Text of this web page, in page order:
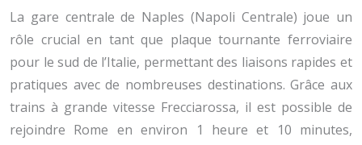
La gare centrale de Naples (Napoli Centrale) joue un
rôle crucial en tant que plaque tournante ferroviaire
pour le sud de l’Italie, permettant des liaisons rapides et
pratiques avec de nombreuses destinations. Grâce aux
trains à grande vitesse Frecciarossa, il est possible de
rejoindre Rome en environ 1 heure et 10 minutes,